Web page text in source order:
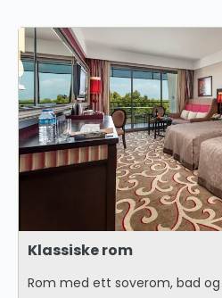
Klassiske rom
Rom med ett soverom, bad og